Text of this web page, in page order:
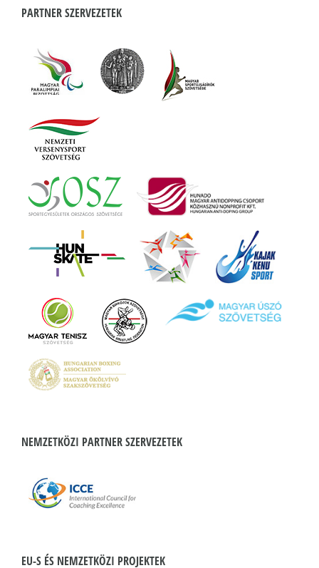
PARTNER SZERVEZETEK
NEMZETKÖZI PARTNER SZERVEZETEK
EU-S ÉS NEMZETKÖZI PROJEKTEK